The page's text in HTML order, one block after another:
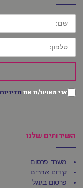
שם:
טלפון:
אני מאשר/ת את
השירותים שלנו
משרד פרסום
קידום אתרים
פרסום בגוגל